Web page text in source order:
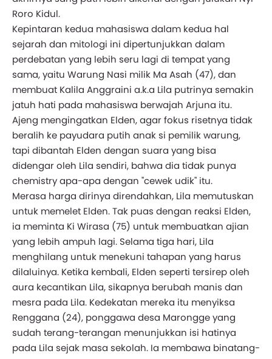
Roro Kidul.
Kepintaran kedua mahasiswa dalam kedua hal
sejarah dan mitologi ini dipertunjukkan dalam
perdebatan yang lebih seru lagi di tempat yang
sama, yaitu Warung Nasi milik Ma Asah (47), dan
membuat Kalila Anggraini a.k.a Lila putrinya semakin
jatuh hati pada mahasiswa berwajah Arjuna itu.
Ajeng mengingatkan Elden, agar fokus risetnya tidak
beralih ke payudara putih anak si pemilik warung,
tapi dibantah Elden dengan suara yang bisa
didengar oleh Lila sendiri, bahwa dia tidak punya
chemistry apa-apa dengan "cewek udik" itu.
Merasa harga dirinya direndahkan, Lila memutuskan
untuk memelet Elden. Tak puas dengan reaksi Elden,
ia meminta Ki Wirasa (75) untuk membuatkan ajian
yang lebih ampuh lagi. Selama tiga hari, Lila
menghilang untuk menekuni tahapan yang harus
dilaluinya. Ketika kembali, Elden seperti tersirep oleh
aura kecantikan Lila, sikapnya berubah manis dan
mesra pada Lila. Kedekatan mereka itu menyiksa
Renggana (24), ponggawa desa Marongge yang
sudah terang-terangan menunjukkan isi hatinya
pada Lila sejak masa sekolah. Ia membawa binatang-